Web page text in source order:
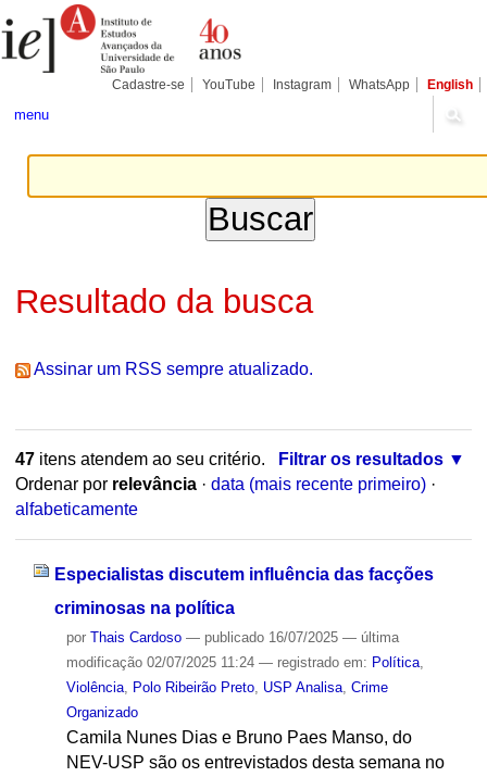
para
conteúdo.
Pessoais
Cadastre-se YouTube Instagram WhatsApp English
menu
Resultado da busca
Assinar um RSS sempre atualizado.
47itens atendem ao seu critério.
Filtrar os resultados
Ordenar por relevância · data (mais recente primeiro) ·
alfabeticamente
Especialistas discutem influência das facções
criminosas na política
por Thais Cardoso — publicado16/07/2025 — última
modificação02/07/2025 11:24 — registrado em: Política,
Violência, Polo Ribeirão Preto, USP Analisa, Crime
Organizado
Camila Nunes Dias e Bruno Paes Manso, do
NEV-USP são os entrevistados desta semana no